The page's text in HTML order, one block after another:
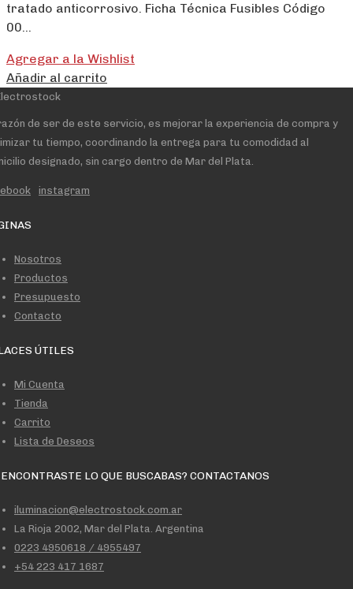
tratado anticorrosivo. Ficha Técnica Fusibles Código
00…
Agregar a la Wishlist
Añadir al carrito
de ser de este servicio, es mejorar la experiencia de compra y
tu tiempo, coordinando la entrega para tu comodidad al
designado, sin cargo dentro de Mar del Plata.
instagram
Nosotros
Productos
Presupuesto
Contacto
ÚTILES
Mi Cuenta
Tienda
Carrito
Lista de Deseos
LO QUE BUSCABAS? CONTACTANOS
iluminacion@electrostock.com.ar
La Rioja 2002, Mar del Plata. Argentina
0223 4950618 / 4955497
+54 223 417 1687